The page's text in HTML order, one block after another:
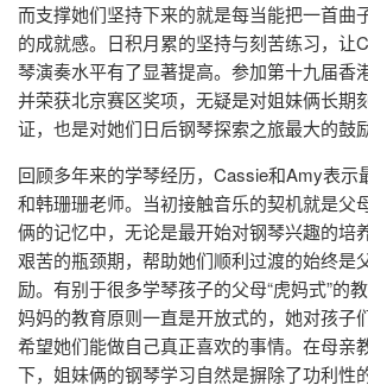
而支撑她们坚持下来的就是每当能把一首曲
的成就感。日积月累的坚持与刻苦练习，让
琴演奏水平有了显著提高。参加第十九届香
并荣获北京赛区奖项，无疑是对姐妹俩长期
证，也是对她们日后钢琴探索之旅最大的鼓励
回顾多年来的学琴经历，Cassie和Amy表示
和韩珊珊老师。当初接触音乐的契机就是父
俩的记忆中，无论是最开始对钢琴兴趣的培
艰苦的瓶颈期，帮助她们顺利过渡的始终是
励。有别于很多学琴孩子的父母“虎妈式”的
妈妈的教育原则一直是开放式的，她对孩子
希望她们能做自己真正喜欢的事情。在母亲
下，姐妹俩的钢琴学习自然是摒除了功利性